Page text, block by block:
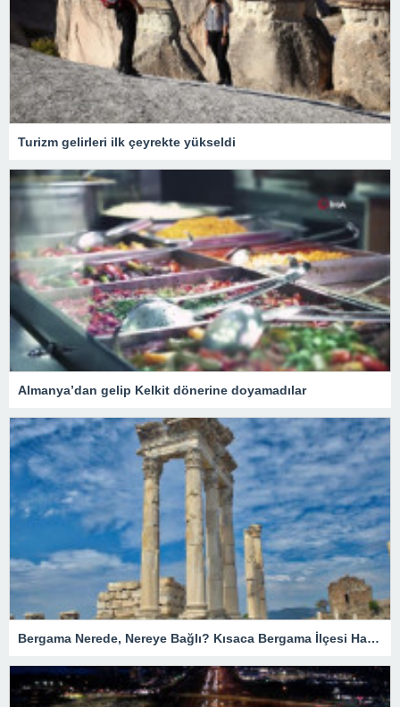
Turizm gelirleri ilk çeyrekte yükseldi
Almanya’dan gelip Kelkit dönerine doyamadılar
Bergama Nerede, Nereye Bağlı? Kısaca Bergama İlçesi Hakkında Bilgiler